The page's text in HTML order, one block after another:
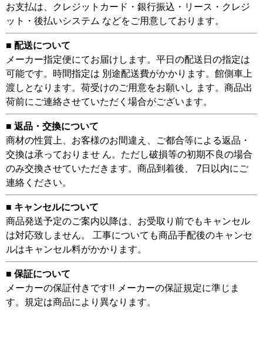
お支払は、クレジットカード・銀行振込・リース・クレジ
ット・後払いシステム などをご用意しております。
■ 配送について
メーカー指定便にてお届けします。平日の配送日の指定は
可能です。時間指定は 別途配送費がかかります。館側車上
渡しとなります。荷受けのご用意をお願いし ます。商品出
荷前にご連絡させていただく場合がございます。
■ 返品・交換について
商材の性質上、お客様のお間違え、ご都合等による返品・
交換は承っておりませ ん。ただし破損等の初期不良の場合
のみ交換させていただきます。商品到着後、 7日以内にご
連絡ください。
■ キャンセルについて
商品発送予定のご案内以降は、お受取り前でもキャンセル
は対応致しません。 工事についても商品手配後のキャンセ
ルはキャンセル料がかかります。
■ 保証について
メーカーの保証付きです!! メーカーの保証規定に準じま
す。規定は商品により異なります。